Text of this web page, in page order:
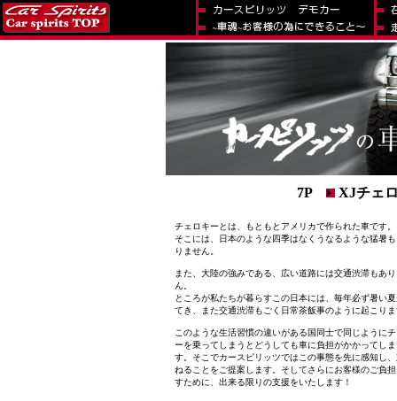
7P XJチェ
チェロキーとは、もともとアメリカで作られた車です。
そこには、日本のような四季はなくうなるような猛暑
りません。
また、大陸の強みである、広い道路には交通渋滞もあ
ん。
ところが私たちが暮らすこの日本には、毎年必ず暑い
てき、また交通渋滞もごく日常茶飯事のように起こり
このような生活習慣の違いがある国同士で同じように
ーを乗ってしまうとどうしても車に負担がかかってし
す。そこでカースピリッツではこの事態を先に感知し
ねることをご提案します。そしてさらにお客様のご負
すために、出来る限りの支援をいたします！